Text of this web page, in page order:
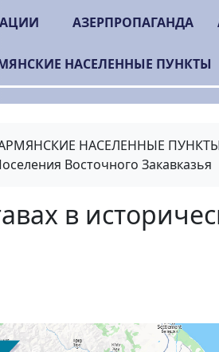
АЗЕРПРОПАГАНДА
НАСЕЛЕННЫЕ ПУНКТЫ
НАСЕЛЕННЫЕ
Восточного Закавказья
в